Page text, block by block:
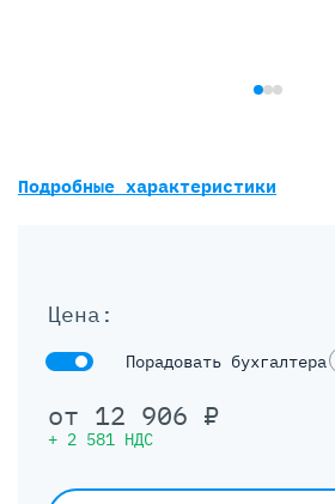
Цена:
Порадовать бухгалтера
от 12 906 ₽
+ 2 581 НДС
Подробные характеристики